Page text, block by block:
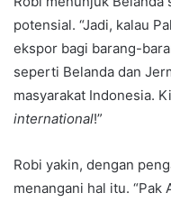
potensial. “Jadi, kalau
ekspor bagi barang-
seperti Belanda dan
masyarakat Indonesia.
international!”
Robi yakin, dengan
menangani hal itu. “Pak